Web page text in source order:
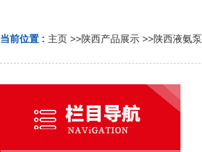
当前位置 : 主页 >>陕西产品展示 >>陕西液氨泵